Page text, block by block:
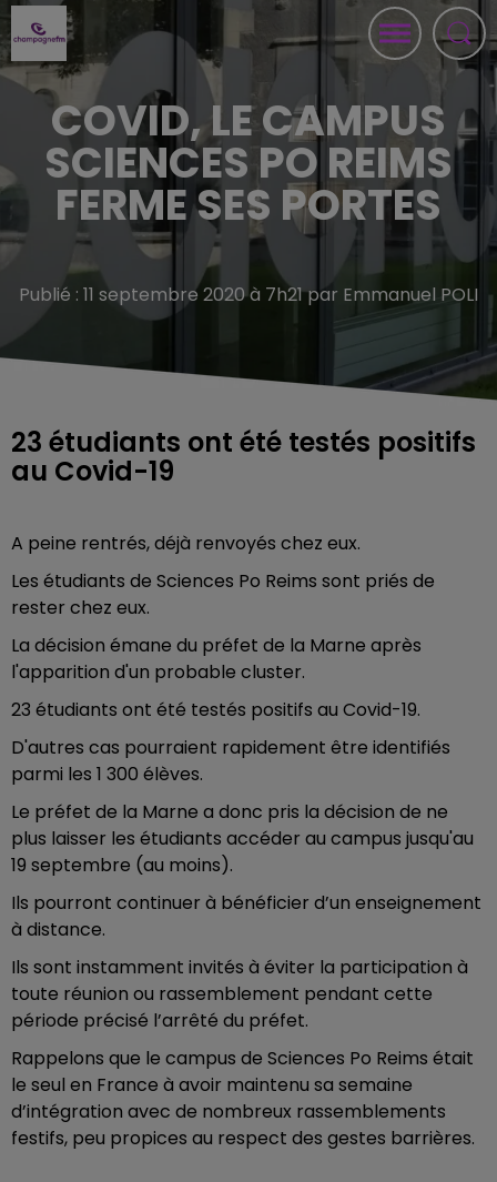
COVID, LE CAMPUS
SCIENCES PO REIMS
FERME SES PORTES
Publié : 11 septembre 2020 à 7h21 par Emmanuel POLI
23 étudiants ont été testés positifs
au Covid-19
A peine rentrés, déjà renvoyés chez eux.
Les étudiants de Sciences Po Reims sont priés de
rester chez eux.
La décision émane du préfet de la Marne après
l'apparition d'un probable cluster.
23 étudiants ont été testés positifs au Covid-19.
D'autres cas pourraient rapidement être identifiés
parmi les 1 300 élèves.
Le préfet de la Marne a donc pris la décision de ne
plus laisser les étudiants accéder au campus jusqu'au
19 septembre (au moins).
Ils pourront continuer à bénéficier d’un enseignement
à distance.
Ils sont instamment invités à éviter la participation à
toute réunion ou rassemblement pendant cette
période précisé l’arrêté du préfet.
Rappelons que le campus de Sciences Po Reims était
le seul en France à avoir maintenu sa semaine
d’intégration avec de nombreux rassemblements
festifs, peu propices au respect des gestes barrières.